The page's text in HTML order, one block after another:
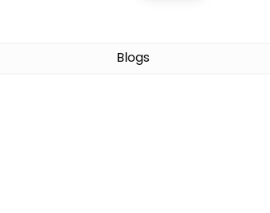
Blogs